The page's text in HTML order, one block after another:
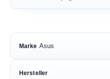
Marke Asus
Hersteller